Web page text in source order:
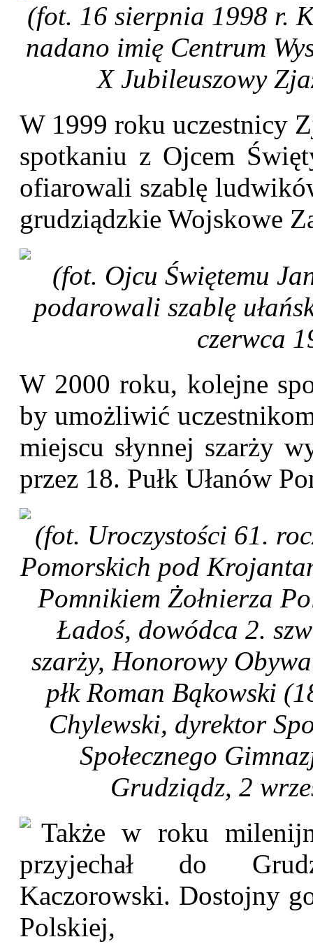
(fot. 16 sierpnia 1998 r.
nadano imię Centrum
X Jubileuszowy
W 1999 roku uczestnicy
spotkaniu z Ojcem
ofiarowali szablę
grudziądzkie Wojskowe
(fot. Ojcu Świętemu
podarowali szablę
czerwca
W 2000 roku, kolejne
by umożliwić
miejscu słynnej szarży
przez 18. Pułk Ułanów
(fot. Uroczystości 61.
Pomorskich pod
Pomnikiem Żołnierza
Ładoś, dowódca 2.
szarży, Honorowy
płk Roman Bąkowski
Chylewski, dyrektor
Społecznego
Grudziądz, 2
Także w roku
przyjechał do
Kaczorowski. Dostojny
Polskiej,